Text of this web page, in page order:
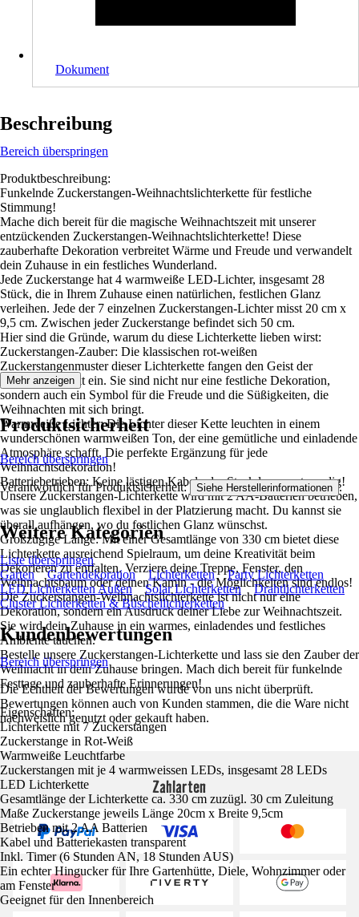
Dokument
Beschreibung
Bereich überspringen
Produktbeschreibung:
Funkelnde Zuckerstangen-Weihnachtslichterkette für festliche
Stimmung!
Mache dich bereit für die magische Weihnachtszeit mit unserer
entzückenden Zuckerstangen-Weihnachtslichterkette! Diese
zauberhafte Dekoration verbreitet Wärme und Freude und verwandelt
dein Zuhause in ein festliches Wunderland.
Jede Zuckerstange hat 4 warmweiße LED-Lichter, insgesamt 28
Stück, die in Ihrem Zuhause einen natürlichen, festlichen Glanz
verleihen. Jede der 7 einzelnen Zuckerstangen-Lichter misst 20 cm x
9,5 cm. Zwischen jeder Zuckerstange befindet sich 50 cm.
Hier sind die Gründe, warum du diese Lichterkette lieben wirst:
Zuckerstangen-Zauber: Die klassischen rot-weißen
Zuckerstangenmuster dieser Lichterkette fangen den Geist der
Feiertage perfekt ein. Sie sind nicht nur eine festliche Dekoration,
sondern auch ein Symbol für die Freude und die Süßigkeiten, die
Weihnachten mit sich bringt.
Warmweiße Lichter: Die Lichter dieser Kette leuchten in einem
wunderschönen warmweißen Ton, der eine gemütliche und einladende
Atmosphäre schafft. Die perfekte Ergänzung für jede
Weihnachtsdekoration!
Batteriebetrieben: Keine lästigen Kabel oder Steckdosen notwendig!
Unsere Zuckerstangen-Lichterkette wird mit 2 AA-Batterien betrieben,
was sie unglaublich flexibel in der Platzierung macht. Du kannst sie
überall aufhängen, wo du festlichen Glanz wünschst.
Großzügige Länge: Mit einer Gesamtlänge von 330 cm bietet diese
Lichterkette ausreichend Spielraum, um deine Kreativität beim
Dekorieren zu entfalten. Verziere deine Treppe, Fenster, den
Weihnachtsbaum oder deinen Kamin - die Möglichkeiten sind endlos!
Die Zuckerstangen-Weihnachtslichterkette ist nicht nur eine
Dekoration, sondern ein Ausdruck deiner Liebe zur Weihnachtszeit.
Sie wird dein Zuhause in ein warmes, einladendes und festliches
Ambiente tauchen.
Bestelle unsere Zuckerstangen-Lichterkette und lass sie den Zauber der
Weihnacht in dein Zuhause bringen. Mach dich bereit für funkelnde
Festtage und zauberhafte Erinnerungen!
Eigenschaften:
Lichterkette mit 7 Zuckerstangen
Zuckerstange in Rot-Weiß
Warmweiße Leuchtfarbe
Zuckerstangen mit je 4 warmweissen LEDs, insgesamt 28 LEDs
LED Lichterkette
Gesamtlänge der Lichterkette ca. 330 cm zuzügl. 30 cm Zuleitung
Maße Zuckerstange jeweils Länge 20cm x Breite 9,5cm
Betrieben mit 2 AA Batterien
Kabel und Batteriekasten transparent
Inkl. Timer (6 Stunden AN, 18 Stunden AUS)
Ein echter Hingucker für Ihre Gartenhütte, Diele, Wohnzimmer oder
am Fenster
Geeignet für den Innenbereich
Mehr anzeigen
Produktsicherheit
Bereich überspringen
Verantwortlich für Produktsicherheit: Siehe Herstellerinformationen .
Weitere Kategorien
Liste überspringen
Garten
Gartendekoration Lichterketten
Party Lichterketten
LED Lichterketten Außen
Solar Lichterketten
Drahtlichterketten
Cluster Lichterketten & Büschellichterketten
Kundenbewertungen
Bereich überspringen
Die Echtheit der Bewertungen wurde von uns nicht überprüft.
Bewertungen können auch von Kunden stammen, die die Ware nicht
nachweislich genutzt oder gekauft haben.
Zahlarten